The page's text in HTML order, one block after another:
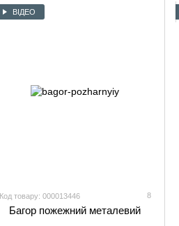
ВІДЕО
Код товару: 000013446 8
Багор пожежний металевий